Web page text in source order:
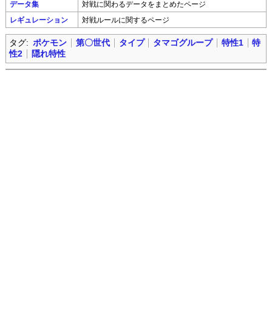
データ集 対戦に関わるデータをまとめたページ
レギュレーション 対戦ルールに関するページ
タグ: ポケモン 第〇世代 タイプ タマゴグループ 特性1
特
性2
隠れ特性